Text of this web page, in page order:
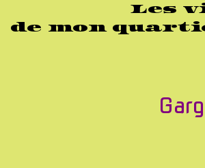
Les
de mon